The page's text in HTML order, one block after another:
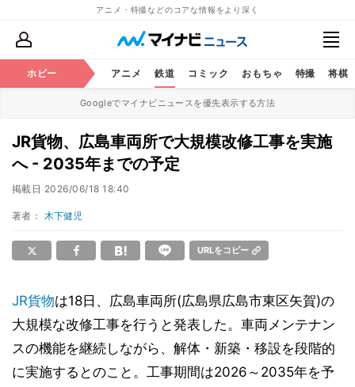
アニメ・特撮などのコアな情報をより深く
ホビー アニメ 鉄道 コミック おもちゃ 特撮 将棋
Googleでマイナビニュースを優先表示する方法
JR貨物、広島車両所で大規模改修工事を実施
へ - 2035年までの予定
掲載日 2026/06/18 18:40
著者： 木下健児
URLをコピー
JR貨物は18日、広島車両所(広島県広島市東区矢賀)の
大規模な改修工事を行うと発表した。車両メンテナン
スの機能を継続しながら、解体・新築・移設を段階的
に実施するとのこと。工事期間は2026～2035年を予